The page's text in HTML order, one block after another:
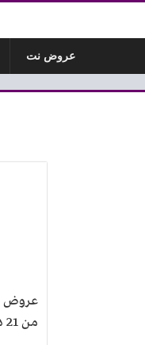
عروض نت
عروض
من 21 ديسمبر 2022